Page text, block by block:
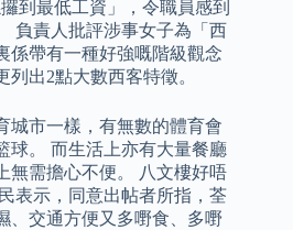
到最低工資」，令職員感到
負責人批評涉事女子為「西
係帶有一種好強嘅階級觀念
出2點大數西客特徵。
城市一樣，有無數的體育會
球。 而生活上亦有大量餐廳
無需擔心不便。 八文樓好唔
表示，同意出帖者所指，荃
、交通方便又多嘢食、多嘢